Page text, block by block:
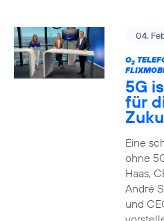
04.
O2
5G
für
Eine
ohne
Haas,
André
und